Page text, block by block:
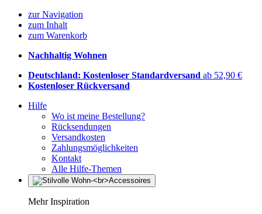
zur Navigation
zum Inhalt
zum Warenkorb
Nachhaltig Wohnen
Deutschland: Kostenloser Standardversand ab 52,90 €
Kostenloser Rückversand
Hilfe
Wo ist meine Bestellung?
Rücksendungen
Versandkosten
Zahlungsmöglichkeiten
Kontakt
Alle Hilfe-Themen
Mehr Inspiration